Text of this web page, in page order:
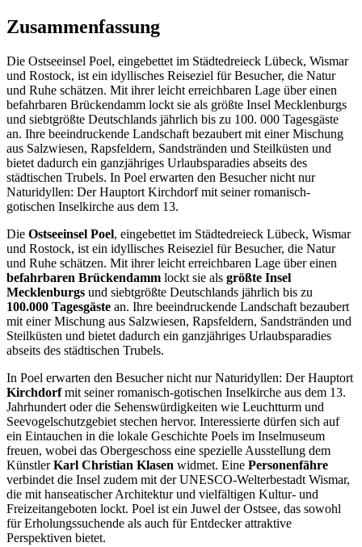
Zusammenfassung
Die Ostseeinsel Poel, eingebettet im Städtedreieck Lübeck, Wismar
und Rostock, ist ein idyllisches Reiseziel für Besucher, die Natur
und Ruhe schätzen. Mit ihrer leicht erreichbaren Lage über einen
befahrbaren Brückendamm lockt sie als größte Insel Mecklenburgs
und siebtgrößte Deutschlands jährlich bis zu 100. 000 Tagesgäste
an. Ihre beeindruckende Landschaft bezaubert mit einer Mischung
aus Salzwiesen, Rapsfeldern, Sandstränden und Steilküsten und
bietet dadurch ein ganzjähriges Urlaubsparadies abseits des
städtischen Trubels. In Poel erwarten den Besucher nicht nur
Naturidyllen: Der Hauptort Kirchdorf mit seiner romanisch-
gotischen Inselkirche aus dem 13.
Die Ostseeinsel Poel, eingebettet im Städtedreieck Lübeck, Wismar
und Rostock, ist ein idyllisches Reiseziel für Besucher, die Natur
und Ruhe schätzen. Mit ihrer leicht erreichbaren Lage über einen
befahrbaren Brückendamm lockt sie als größte Insel
Mecklenburgs und siebtgrößte Deutschlands jährlich bis zu
100.000 Tagesgäste an. Ihre beeindruckende Landschaft bezaubert
mit einer Mischung aus Salzwiesen, Rapsfeldern, Sandstränden und
Steilküsten und bietet dadurch ein ganzjähriges Urlaubsparadies
abseits des städtischen Trubels.
In Poel erwarten den Besucher nicht nur Naturidyllen: Der Hauptort
Kirchdorfmit seiner romanisch-gotischen Inselkirche aus dem 13.
Jahrhundert oder die Sehenswürdigkeiten wie Leuchtturm und
Seevogelschutzgebiet stechen hervor. Interessierte dürfen sich auf
ein Eintauchen in die lokale Geschichte Poels im Inselmuseum
freuen, wobei das Obergeschoss eine spezielle Ausstellung dem
KünstlerKarl Christian Klasen widmet. Eine Personenfähre
verbindet die Insel zudem mit der UNESCO-Welterbestadt Wismar,
die mit hanseatischer Architektur und vielfältigen Kultur- und
Freizeitangeboten lockt. Poel ist ein Juwel der Ostsee, das sowohl
für Erholungssuchende als auch für Entdecker attraktive
Perspektiven bietet.